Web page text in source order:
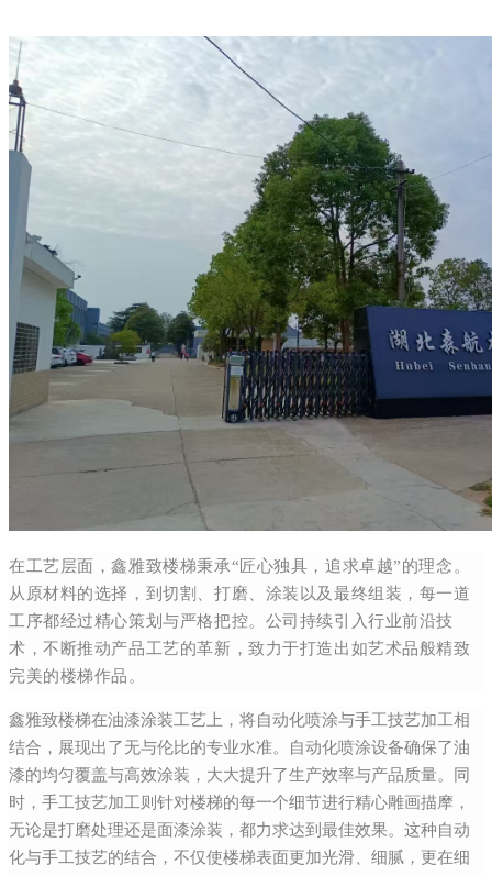
在工艺层面，鑫雅致楼梯秉承“匠心独具，追求卓越”的理念。
从原材料的选择，到切割、打磨、涂装以及最终组装，每一道
工序都经过精心策划与严格把控。公司持续引入行业前沿技
术，不断推动产品工艺的革新，致力于打造出如艺术品般精致
完美的楼梯作品。
鑫雅致楼梯在油漆涂装工艺上，将自动化喷涂与手工技艺加工相
结合，展现出了无与伦比的专业水准。自动化喷涂设备确保了油
漆的均匀覆盖与高效涂装，大大提升了生产效率与产品质量。同
时，手工技艺加工则针对楼梯的每一个细节进行精心雕画描摩，
无论是打磨处理还是面漆涂装，都力求达到最佳效果。这种自动
化与手工技艺的结合，不仅使楼梯表面更加光滑、细腻，更在细